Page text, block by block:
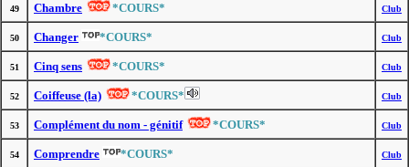
49 Chambre *COURS* Club
50 Changer *COURS* Club
51 Cinq sens *COURS* Club
52 Coiffeuse (la) *COURS* Club
53 Complément du nom - génitif *COURS* Club
54 Comprendre *COURS* Club